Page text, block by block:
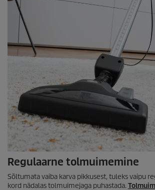
Regulaarne tolmuimemine
Sõltumata vaiba karva pikkusest, tuleks vaipu
kord nädalas tolmuimejaga puhastada.